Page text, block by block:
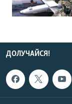
ДОЛУЧАЙСЯ!